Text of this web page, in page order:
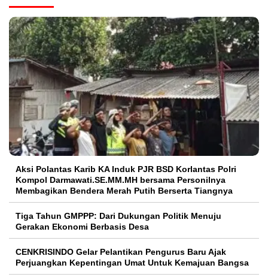
Aksi Polantas Karib KA Induk PJR BSD Korlantas Polri
Kompol Darmawati.SE.MM.MH bersama Personilnya
Membagikan Bendera Merah Putih Berserta Tiangnya
Tiga Tahun GMPPP: Dari Dukungan Politik Menuju
Gerakan Ekonomi Berbasis Desa
CENKRISINDO Gelar Pelantikan Pengurus Baru Ajak
Perjuangkan Kepentingan Umat Untuk Kemajuan Bangsa